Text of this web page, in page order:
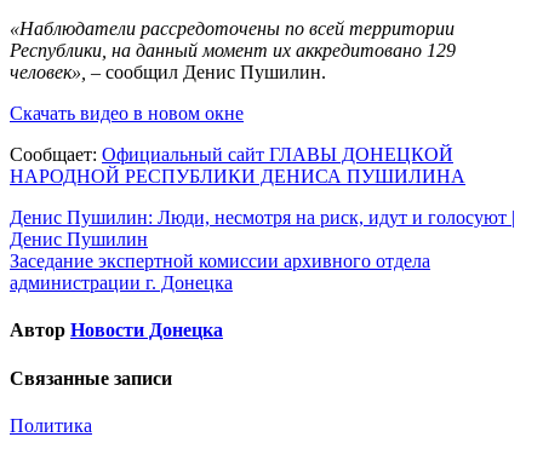
«Наблюдатели рассредоточены по всей территории
Республики, на данный момент их аккредитовано 129
человек», – сообщил Денис Пушилин.
Скачать видео в новом окне
Сообщает: Официальный сайт ГЛАВЫ ДОНЕЦКОЙ
НАРОДНОЙ РЕСПУБЛИКИ ДЕНИСА ПУШИЛИНА
Навигация
по
записям
Денис Пушилин: Люди, несмотря на риск, идут и голосуют |
Денис Пушилин
Заседание экспертной комиссии архивного отдела
администрации г. Донецка
Автор Новости Донецка
Связанные записи
Политика